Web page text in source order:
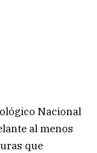
Nacional
al menos
que